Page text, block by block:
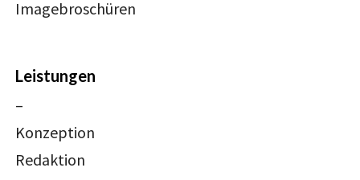
Imagebroschüren
Leistungen
–
Konzeption
Redaktion